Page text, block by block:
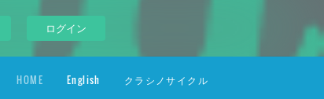
ログイン
HOME English クラシノサイクル